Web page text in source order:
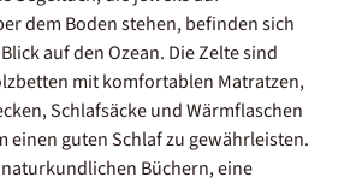
dem Boden stehen, befinden sich
auf den Ozean. Die Zelte sind
mit komfortablen Matratzen,
Schlafsäcke und Wärmflaschen
einen guten Schlaf zu gewährleisten.
Büchern, eine